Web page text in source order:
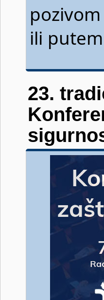
ili
23.